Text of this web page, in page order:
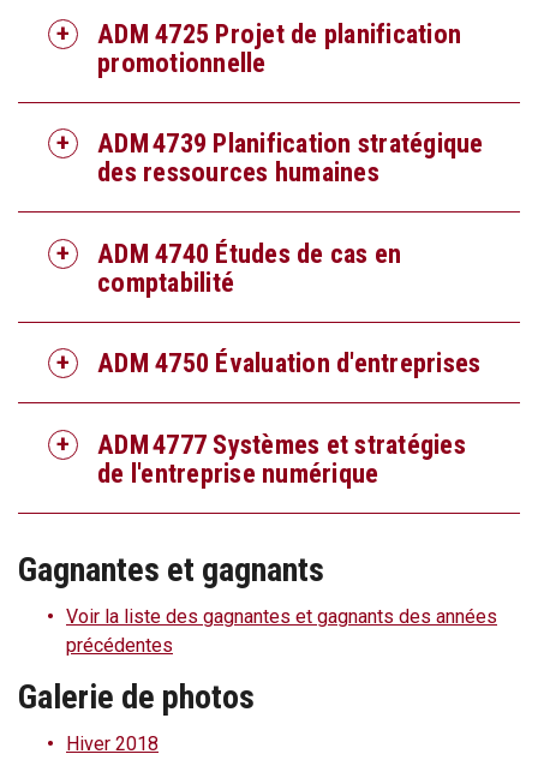
ADM 4725 Projet de planification
promotionnelle
ADM 4739 Planification stratégique
des ressources humaines
ADM 4740 Études de cas en
comptabilité
ADM 4750 Évaluation d'entreprises
ADM 4777 Systèmes et stratégies
de l'entreprise numérique
Gagnantes et gagnants
Voir la liste des gagnantes et gagnants des années
précédentes
Galerie de photos
Hiver 2018